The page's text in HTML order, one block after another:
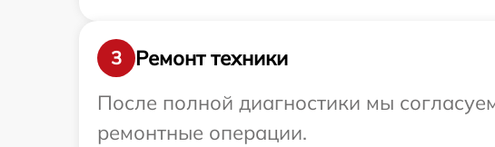
3
Ремонт техники
После полной диагностики мы
ремонтные операции.